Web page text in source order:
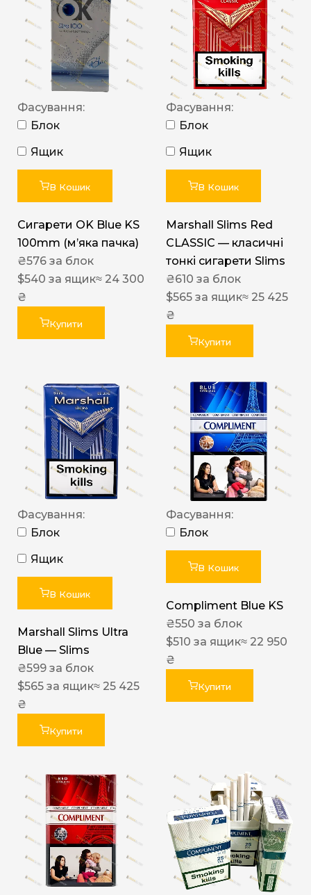
Фасування:
Блок
Ящик
В Кошик
Сигарети OK Blue KS
100mm (м’яка пачка)
₴576 за блок
$540 за ящик≈ 24 300
₴
Купити
Фасування:
Блок
Ящик
В Кошик
Marshall Slims Red
CLASSIC — класичні
тонкі сигарети Slims
₴610 за блок
$565 за ящик≈ 25 425
₴
Купити
Фасування:
Блок
Ящик
В Кошик
Marshall Slims Ultra
Blue — Slims
₴599 за блок
$565 за ящик≈ 25 425
₴
Купити
Фасування:
Блок
В Кошик
Compliment Blue KS
₴550 за блок
$510 за ящик≈ 22 950
₴
Купити